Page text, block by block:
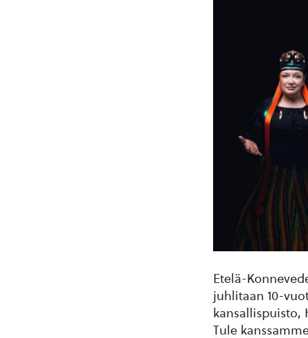
Etelä-
juhlitaan 10-
kansallispuisto,
Tule